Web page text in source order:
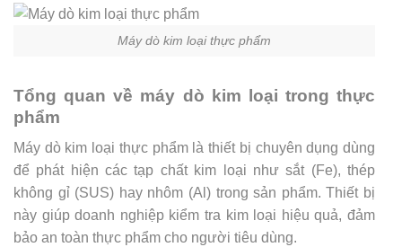
Máy dò kim loại thực phẩm
Tổng quan về máy dò kim loại trong thực
phẩm
Máy dò kim loại thực phẩm là thiết bị chuyên dụng dùng
để phát hiện các tạp chất kim loại như sắt (Fe), thép
không gỉ (SUS) hay nhôm (Al) trong sản phẩm. Thiết bị
này giúp doanh nghiệp kiểm tra kim loại hiệu quả, đảm
bảo an toàn thực phẩm cho người tiêu dùng.